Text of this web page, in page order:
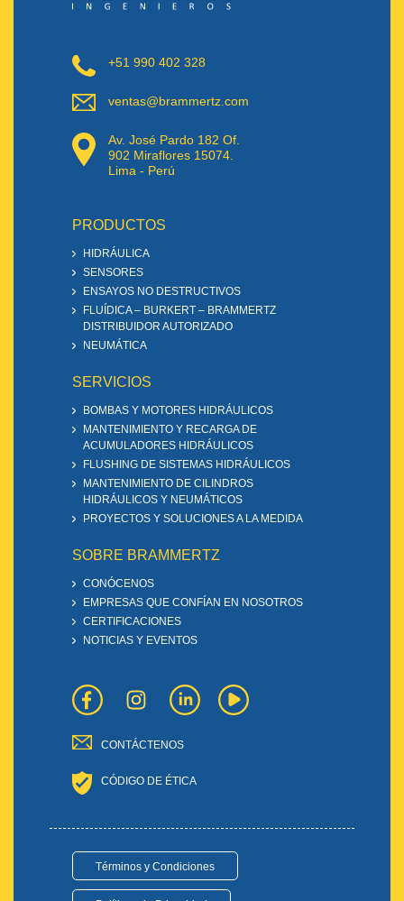
+51 990 402 328
ventas@brammertz.com
Av. José Pardo 182 Of.
902 Miraflores 15074.
Lima - Perú
PRODUCTOS
HIDRÁULICA
SENSORES
ENSAYOS NO DESTRUCTIVOS
FLUÍDICA – BURKERT – BRAMMERTZ
DISTRIBUIDOR AUTORIZADO
NEUMÁTICA
SERVICIOS
BOMBAS Y MOTORES HIDRÁULICOS
MANTENIMIENTO Y RECARGA DE
ACUMULADORES HIDRÁULICOS
FLUSHING DE SISTEMAS HIDRÁULICOS
MANTENIMIENTO DE CILINDROS
HIDRÁULICOS Y NEUMÁTICOS
PROYECTOS Y SOLUCIONES A LA MEDIDA
SOBRE BRAMMERTZ
CONÓCENOS
EMPRESAS QUE CONFÍAN EN NOSOTROS
CERTIFICACIONES
NOTICIAS Y EVENTOS
CONTÁCTENOS
CÓDIGO DE ÉTICA
Términos y Condiciones